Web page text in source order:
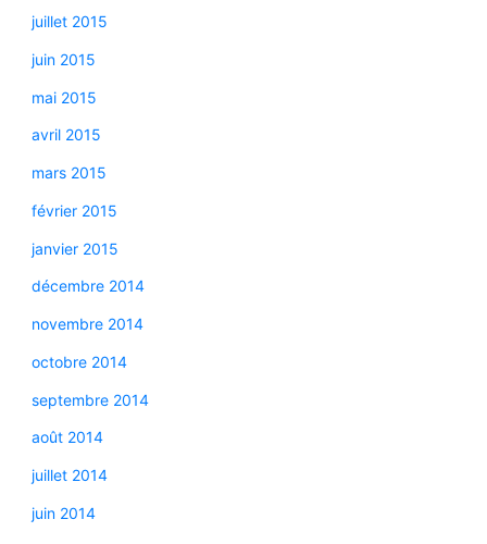
juillet 2015
juin 2015
mai 2015
avril 2015
mars 2015
février 2015
janvier 2015
décembre 2014
novembre 2014
octobre 2014
septembre 2014
août 2014
juillet 2014
juin 2014